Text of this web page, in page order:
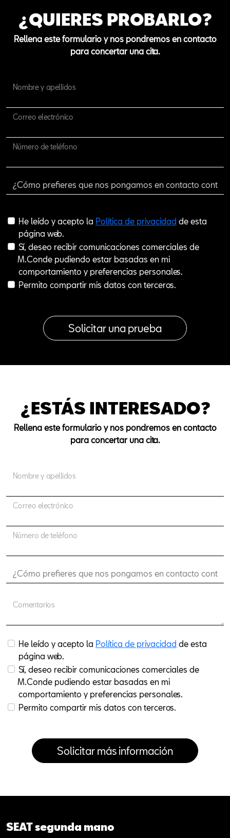
¿QUIERES PROBARLO?
Rellena este formulario y nos pondremos en contacto
para concertar una cita.
Nombre y apellidos
Correo electrónico
Número de teléfono
He leído y acepto la Política de privacidad de esta
página web.
Sí, deseo recibir comunicaciones comerciales de
M.Conde pudiendo estar basadas en mi
comportamiento y preferencias personales.
Permito compartir mis datos con terceros.
¿ESTÁS INTERESADO?
Rellena este formulario y nos pondremos en contacto
para concertar una cita.
Nombre y apellidos
Correo electrónico
Número de teléfono
Comentarios
He leído y acepto la Política de privacidad de esta
página web.
Sí, deseo recibir comunicaciones comerciales de
M.Conde pudiendo estar basadas en mi
comportamiento y preferencias personales.
Permito compartir mis datos con terceros.
SEAT segunda mano